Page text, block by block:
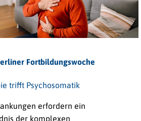
Fortbildungswoche
trifft Psychosomatik
erfordern ein
der komplexen